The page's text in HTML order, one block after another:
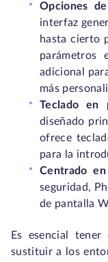
Opciones
interfaz
hasta cierto
parámetros
adicional
más
Teclado en
diseñado
ofrece
para la
Centrado
seguridad,
de pantalla
Es esencial
sustituir a los